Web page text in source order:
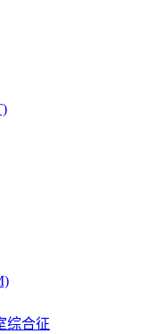
综合征